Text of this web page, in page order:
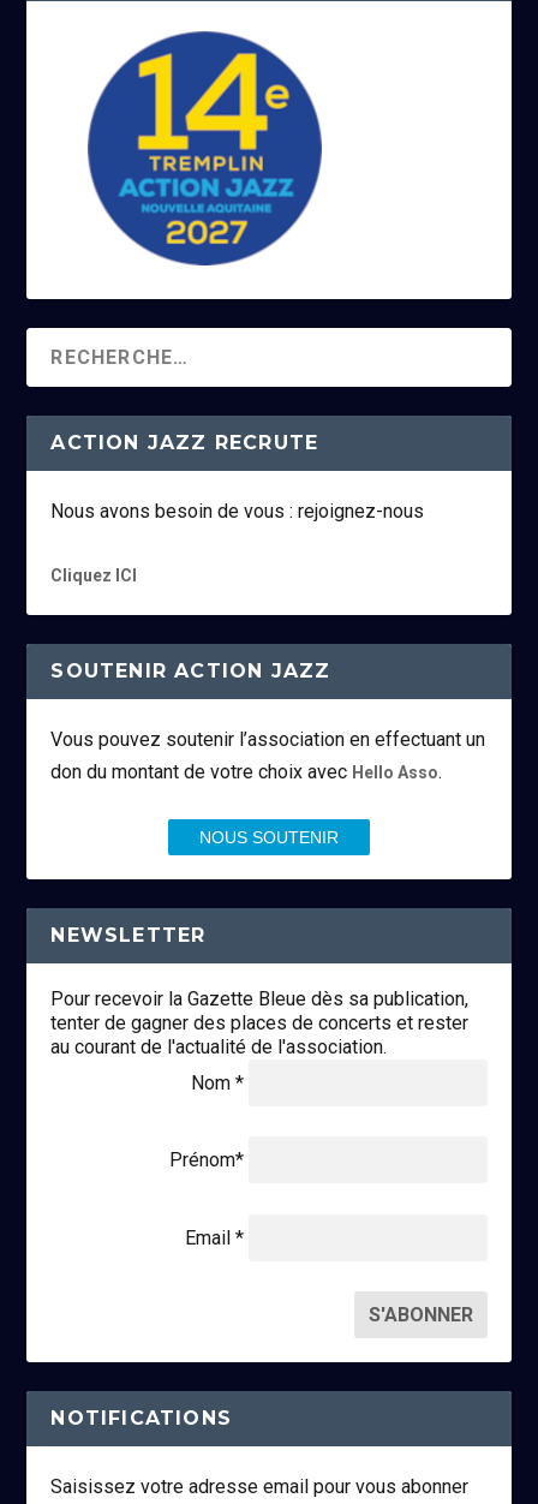
ACTION JAZZ RECRUTE
Nous avons besoin de vous : rejoignez-nous
Cliquez ICI
SOUTENIR ACTION JAZZ
Vous pouvez soutenir l’association en effectuant un
don du montant de votre choix avec Hello Asso.
NOUS SOUTENIR
NEWSLETTER
Pour recevoir la Gazette Bleue dès sa publication,
tenter de gagner des places de concerts et rester
au courant de l'actualité de l'association.
Nom *
Prénom*
Email *
NOTIFICATIONS
Saisissez votre adresse email pour vous abonner